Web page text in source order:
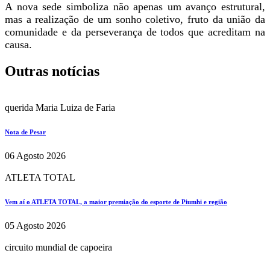
A nova sede simboliza não apenas um avanço estrutural,
mas a realização de um sonho coletivo, fruto da união da
comunidade e da perseverança de todos que acreditam na
causa.
Outras notícias
querida Maria Luiza de Faria
Nota de Pesar
06 Agosto 2026
ATLETA TOTAL
Vem aí o ATLETA TOTAL, a maior premiação do esporte de Piumhi e região
05 Agosto 2026
circuito mundial de capoeira